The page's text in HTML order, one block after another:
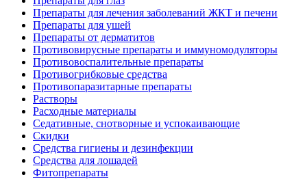
Препараты для лечения заболеваний ЖКТ и печени
Препараты для ушей
Препараты от дерматитов
Противовирусные препараты и иммуномодуляторы
Противовоспалительные препараты
Противогрибковые средства
Противопаразитарные препараты
Растворы
Расходные материалы
Седативные, снотворные и успокаивающие
Скидки
Средства гигиены и дезинфекции
Средства для лошадей
Фитопрепараты